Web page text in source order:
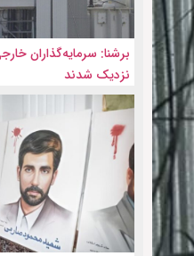
برشنا: سرمایه‌گذاران
نزدیک شدند